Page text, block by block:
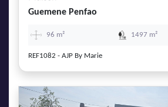
Guemene Penfao
96 m² 1497 m²
REF1082 - AJP By Marie